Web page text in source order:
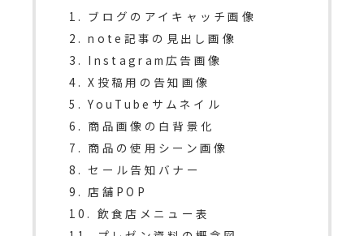
1. ブログのアイキャッチ画像
2. note記事の見出し画像
3. Instagram広告画像
4. X投稿用の告知画像
5. YouTubeサムネイル
6. 商品画像の白背景化
7. 商品の使用シーン画像
8. セール告知バナー
9. 店舗POP
10. 飲食店メニュー表